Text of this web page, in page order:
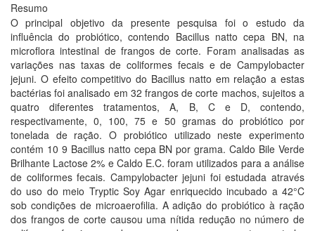
Resumo
O principal objetivo da presente pesquisa foi o estudo da
influência do probiótico, contendo Bacillus natto cepa BN, na
microflora intestinal de frangos de corte. Foram analisadas as
variações nas taxas de coliformes fecais e de Campylobacter
jejuni. O efeito competitivo do Bacillus natto em relação a estas
bactérias foi analisado em 32 frangos de corte machos, sujeitos a
quatro diferentes tratamentos, A, B, C e D, contendo,
respectivamente, 0, 100, 75 e 50 gramas do probiótico por
tonelada de ração. O probiótico utilizado neste experimento
contém 10 9 Bacillus natto cepa BN por grama. Caldo Bile Verde
Brilhante Lactose 2% e Caldo E.C. foram utilizados para a análise
de coliformes fecais. Campylobacter jejuni foi estudada através
do uso do meio Tryptic Soy Agar enriquecido incubado a 42°C
sob condições de microaerofilia. A adição do probiótico à ração
dos frangos de corte causou uma nítida redução no número de